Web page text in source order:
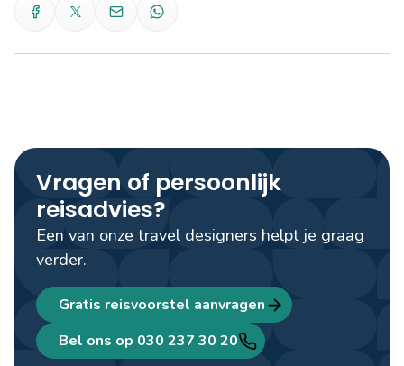
Vragen of persoonlijk
reisadvies?
Een van onze travel designers helpt je graag
verder.
Gratis reisvoorstel aanvragen
Bel ons op 030 237 30 20